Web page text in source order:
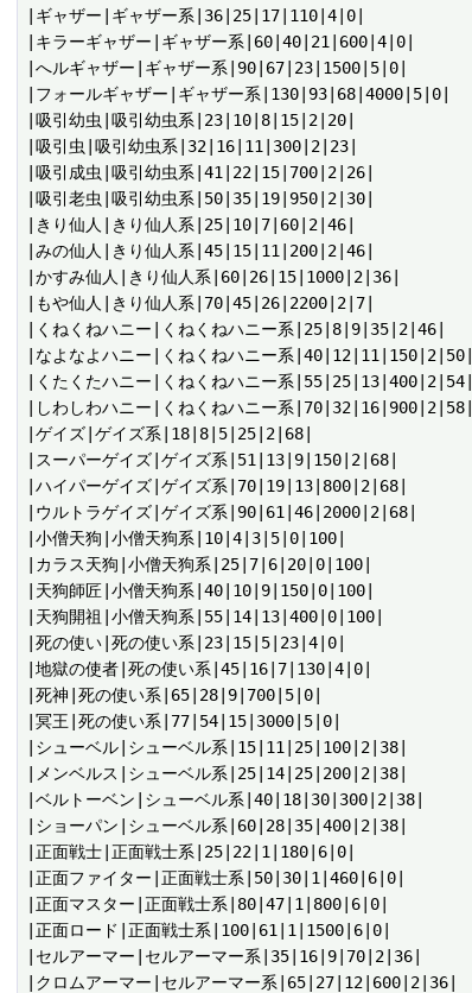
|ギャザー|ギャザー系|36|25|17|110|4|0|
|キラーギャザー|ギャザー系|60|40|21|600|4|0|
|へルギャザー|ギャザー系|90|67|23|1500|5|0|
|フォールギャザー|ギャザー系|130|93|68|4000|5|0|
|吸引幼虫|吸引幼虫系|23|10|8|15|2|20|
|吸引虫|吸引幼虫系|32|16|11|300|2|23|
|吸引成虫|吸引幼虫系|41|22|15|700|2|26|
|吸引老虫|吸引幼虫系|50|35|19|950|2|30|
|きり仙人|きり仙人系|25|10|7|60|2|46|
|みの仙人|きり仙人系|45|15|11|200|2|46|
|かすみ仙人|きり仙人系|60|26|15|1000|2|36|
|もや仙人|きり仙人系|70|45|26|2200|2|7|
|くねくねハニー|くねくねハニー系|25|8|9|35|2|46|
|なよなよハニー|くねくねハニー系|40|12|11|150|2|50|
|くたくたハニー|くねくねハニー系|55|25|13|400|2|54|
|しわしわハニー|くねくねハニー系|70|32|16|900|2|58|
|ゲイズ|ゲイズ系|18|8|5|25|2|68|
|スーパーゲイズ|ゲイズ系|51|13|9|150|2|68|
|ハイパーゲイズ|ゲイズ系|70|19|13|800|2|68|
|ウルトラゲイズ|ゲイズ系|90|61|46|2000|2|68|
|小僧天狗|小僧天狗系|10|4|3|5|0|100|
|カラス天狗|小僧天狗系|25|7|6|20|0|100|
|天狗師匠|小僧天狗系|40|10|9|150|0|100|
|天狗開祖|小僧天狗系|55|14|13|400|0|100|
|死の使い|死の使い系|23|15|5|23|4|0|
|地獄の使者|死の使い系|45|16|7|130|4|0|
|死神|死の使い系|65|28|9|700|5|0|
|冥王|死の使い系|77|54|15|3000|5|0|
|シューベル|シューベル系|15|11|25|100|2|38|
|メンベルス|シューベル系|25|14|25|200|2|38|
|ベルトーベン|シューベル系|40|18|30|300|2|38|
|ショーパン|シューベル系|60|28|35|400|2|38|
|正面戦士|正面戦士系|25|22|1|180|6|0|
|正面ファイター|正面戦士系|50|30|1|460|6|0|
|正面マスター|正面戦士系|80|47|1|800|6|0|
|正面ロード|正面戦士系|100|61|1|1500|6|0|
|セルアーマー|セルアーマー系|35|16|9|70|2|36|
|クロムアーマー|セルアーマー系|65|27|12|600|2|36|